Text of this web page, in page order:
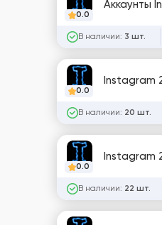
0.0
Аккаунты
В наличии: 3 шт.
0.0
Instagram
В наличии: 20 шт.
0.0
Instagram
В наличии: 22 шт.